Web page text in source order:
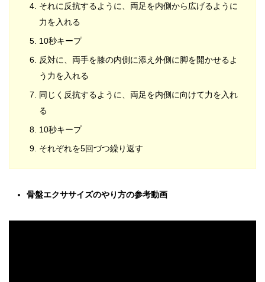
それに反抗するように、両足を内側から広げるように
力を入れる
10秒キープ
反対に、両手を膝の内側に添え外側に脚を開かせるよ
う力を入れる
同じく反抗するように、両足を内側に向けて力を入れ
る
10秒キープ
それぞれを5回づつ繰り返す
骨盤エクササイズのやり方の参考動画